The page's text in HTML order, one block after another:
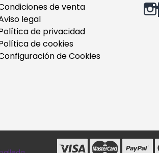
de venta
legal
de privacidad
de cookies
de Cookies